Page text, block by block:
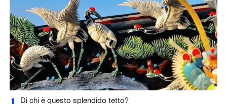
1 Di chi è questo splendido tetto?